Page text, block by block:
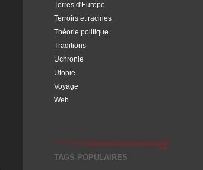
Terres d'Europe
Terroirs et racines
Théorie politique
Traditions
Uchronie
Utopie
Voyage
Web
TAGS POPULAIRES